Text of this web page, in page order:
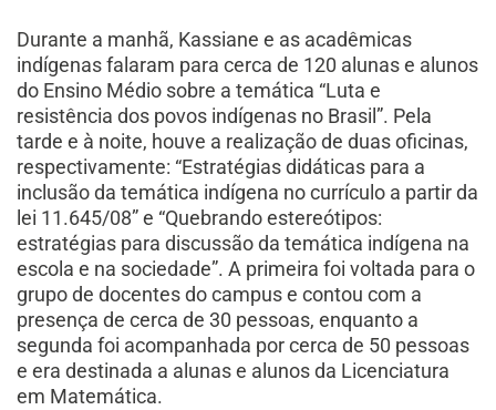
Durante a manhã, Kassiane e as acadêmicas
indígenas falaram para cerca de 120 alunas e alunos
do Ensino Médio sobre a temática “Luta e
resistência dos povos indígenas no Brasil”. Pela
tarde e à noite, houve a realização de duas oficinas,
respectivamente: “Estratégias didáticas para a
inclusão da temática indígena no currículo a partir da
lei 11.645/08” e “Quebrando estereótipos:
estratégias para discussão da temática indígena na
escola e na sociedade”. A primeira foi voltada para o
grupo de docentes do campus e contou com a
presença de cerca de 30 pessoas, enquanto a
segunda foi acompanhada por cerca de 50 pessoas
e era destinada a alunas e alunos da Licenciatura
em Matemática.